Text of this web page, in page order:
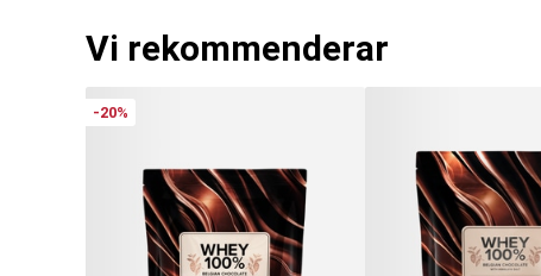
Vi rekommenderar
-20%